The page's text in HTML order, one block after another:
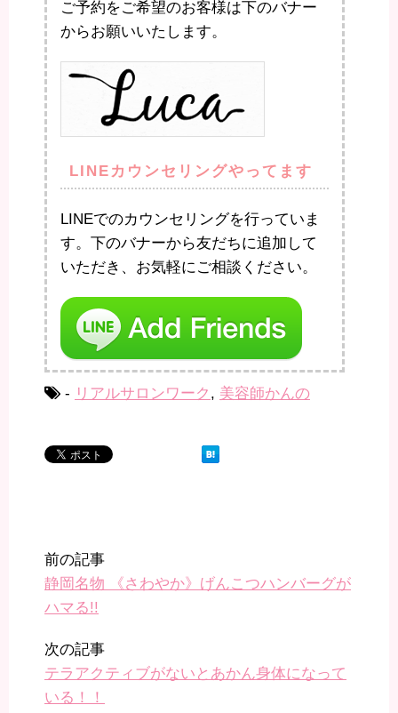
ご予約をご希望のお客様は下のバナー
からお願いいたします。
LINEカウンセリングやってます
LINEでのカウンセリングを行っていま
す。下のバナーから友だちに追加して
いただき、お気軽にご相談ください。
- リアルサロンワーク , 美容師かんの
前の記事
静岡名物 《さわやか》げんこつハンバーグが
ハマる!!
次の記事
テラアクティブがないとあかん身体になって
いる！！